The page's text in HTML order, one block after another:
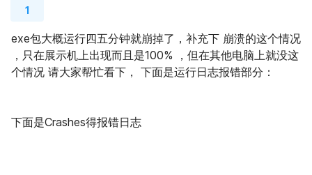
1
exe包大概运行四五分钟就崩掉了，补充下 崩溃的这个情况
，只在展示机上出现而且是100% ，但在其他电脑上就没这
个情况 请大家帮忙看下， 下面是运行日志报错部分：
下面是Crashes得报错日志